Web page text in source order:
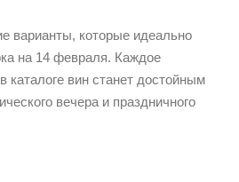
варианты, которые идеально
на 14 февраля. Каждое
каталоге вин станет достойным
вечера и праздничного